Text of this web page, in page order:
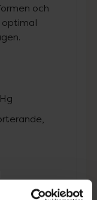
och
optimal